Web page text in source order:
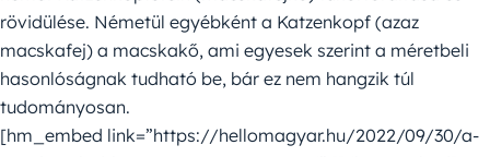
rövidülése. Németül egyébként a Katzenkopf (azaz
macskafej) a macskakő, ami egyesek szerint a méretbeli
hasonlóságnak tudható be, bár ez nem hangzik túl
tudományosan.
[hm_embed link=”https://hellomagyar.hu/2022/09/30/a-